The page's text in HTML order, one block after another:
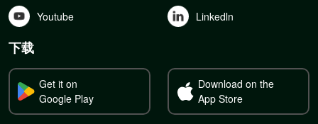
Youtube Linkedln
下载
Get it on
Google Play
Download on the
App Store